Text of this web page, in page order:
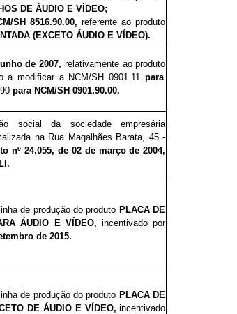
DE ÁUDIO E VÍDEO;
SH 8516.90.00, referente ao produto
(EXCETO ÁUDIO E VÍDEO).
de 2007, relativamente ao produto
a modificar a NCM/SH 0901.11 para
para NCM/SH 0901.90.00.
social da sociedade empresária
na Rua Magalhães Barata, 45 -
nº 24.055, de 02 de março de 2004,
de produção do produto PLACA DE
ÁUDIO E VÍDEO, incentivado por
de 2015.
de produção do produto PLACA DE
DE ÁUDIO E VÍDEO, incentivado